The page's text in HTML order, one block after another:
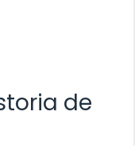
de